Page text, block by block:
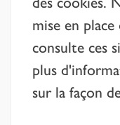
mise en
consulte ces
plus
sur la façon